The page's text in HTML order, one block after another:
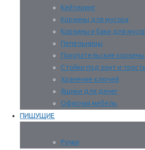
Кейтеринг
Корзины для мусора
Корзины и баки для
Пепельницы
Покупательские
Стойки под зонт и
Хранение ключей
Ящики для денег
Офисная мебель
ПИШУЩИЕ
Ручки